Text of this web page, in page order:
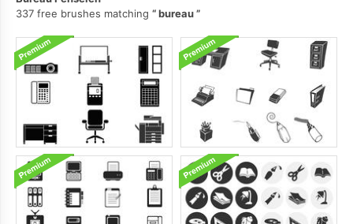
337 free brushes matching
bureau